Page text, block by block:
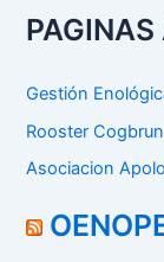
Gestión
Rooster
Asociacion